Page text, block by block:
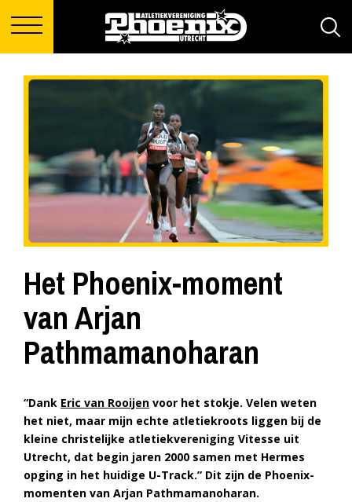
Het Phoenix-moment
van Arjan
Pathmamanoharan
“Dank Eric van Rooijen voor het stokje. Velen weten
het niet, maar mijn echte atletiekroots liggen bij de
kleine christelijke atletiekvereniging Vitesse uit
Utrecht, dat begin jaren 2000 samen met Hermes
opging in het huidige U-Track.” Dit zijn de Phoenix-
momenten van Arjan Pathmamanoharan.